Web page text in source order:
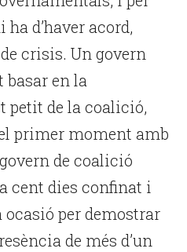
d’haver acord,
crisis. Un govern
en la
petit de la coalició,
primer moment amb
de coalició
cent dies confinat i
ocasió per demostrar
de més d’un